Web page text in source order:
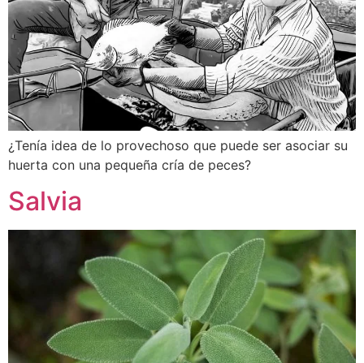
¿Tenía idea de lo provechoso que puede ser asociar su
huerta con una pequeña cría de peces?
Salvia